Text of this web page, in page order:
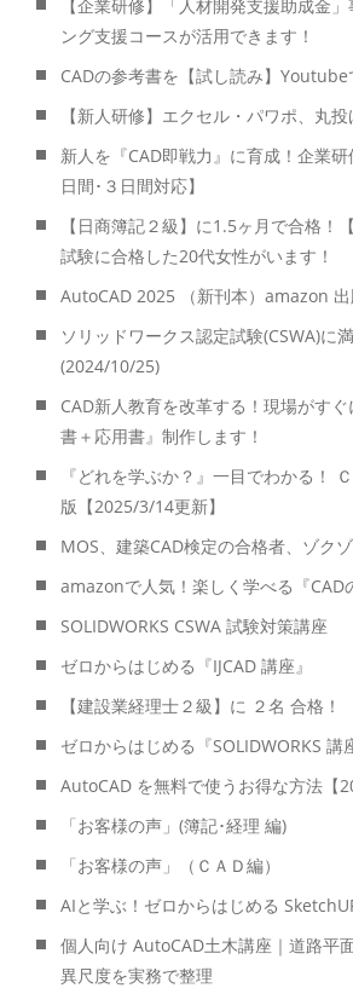
【企業研修】「人材開発支援助成金
ング支援コースが活用できます！
CADの参考書を【試し読み】Youtube
【新人研修】エクセル・パワポ、丸投
新人を『CAD即戦力』に育成！企業
日間･３日間対応】
【日商簿記２級】に1.5ヶ月で合格！
試験に合格した20代女性がいます！
AutoCAD 2025 （新刊本）amazon 出
ソリッドワークス認定試験(CSWA)に
(2024/10/25)
CAD新人教育を改革する！現場がす
書＋応用書』制作します！
『どれを学ぶか？』一目でわかる！
版【2025/3/14更新】
MOS、建築CAD検定の合格者、ゾク
amazonで人気！楽しく学べる『CAD
SOLIDWORKS CSWA 試験対策講座
ゼロからはじめる『IJCAD 講座』
【建設業経理士２級】に ２名 合格！
ゼロからはじめる『SOLIDWORKS 講
AutoCAD を無料で使うお得な方法【
「お客様の声」(簿記･経理 編)
「お客様の声」（ＣＡＤ編）
AIと学ぶ！ゼロからはじめる
個人向け AutoCAD土木講座｜道路平
異尺度を実務で整理